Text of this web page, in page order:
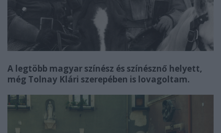
A legtöbb magyar színész és színésznő helyett,
még Tolnay Klári szerepében is lovagoltam.